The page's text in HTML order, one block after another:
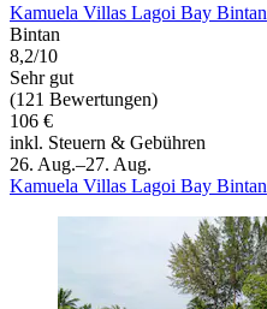
Kamuela Villas Lagoi Bay Bintan
Bintan
8,2/10
Sehr gut
(121 Bewertungen)
106 €
inkl. Steuern & Gebühren
26. Aug.–27. Aug.
Kamuela Villas Lagoi Bay Bintan